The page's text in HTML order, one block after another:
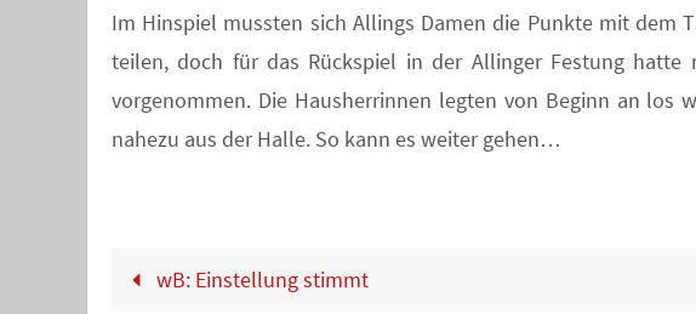
Im Hinspiel mussten sich Allings Damen die Punkte mit dem
teilen, doch für das Rückspiel in der Allinger Festung hatte
vorgenommen. Die Hausherrinnen legten von Beginn an los
nahezu aus der Halle. So kann es weiter gehen…
wB: Einstellung stimmt